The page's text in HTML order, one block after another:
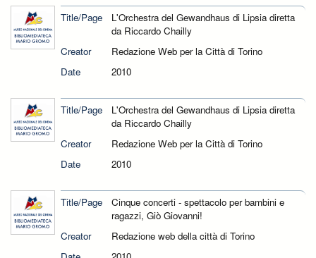
Title/Page
L'Orchestra del Gewandhaus di Lipsia diretta
da Riccardo Chailly
Creator
Redazione Web per la Città di Torino
Date
2010
Title/Page
L'Orchestra del Gewandhaus di Lipsia diretta
da Riccardo Chailly
Creator
Redazione Web per la Città di Torino
Date
2010
Title/Page
Cinque concerti - spettacolo per bambini e
ragazzi, Giò Giovanni!
Creator
Redazione web della città di Torino